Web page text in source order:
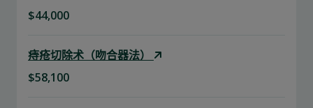
$44,000
痔疮切除术（吻合器法）
$58,100